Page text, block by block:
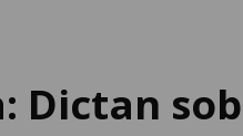
Dictan